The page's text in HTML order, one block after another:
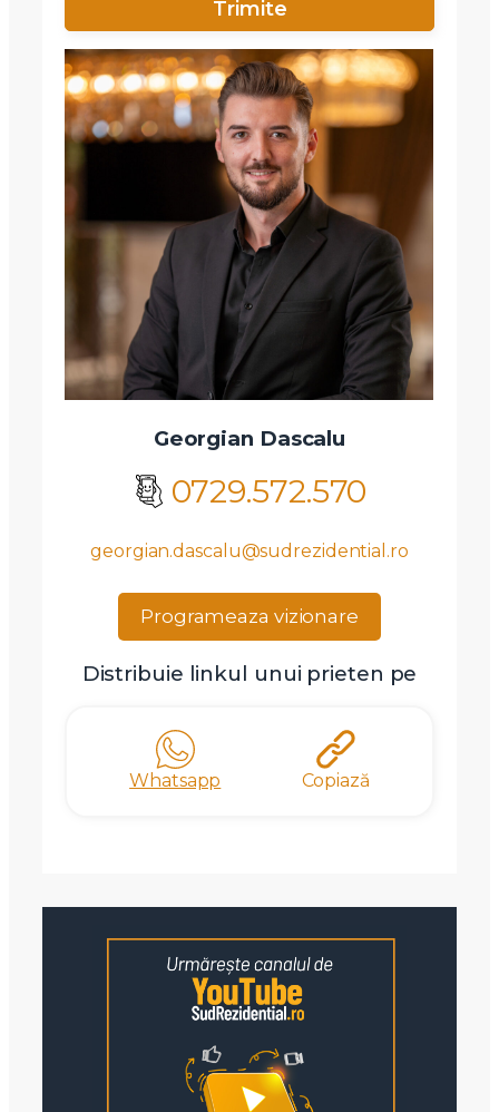
Georgian Dascalu
0729.572.570
georgian.dascalu@sudrezidential.ro
Programeaza vizionare
Distribuie linkul unui prieten pe
Whatsapp Copiază
Am citit si sunt de acord cu termenii si conditiile
SudRezidential.ro
Sunt de acord cuprelucrarea datelor cu caracter personal